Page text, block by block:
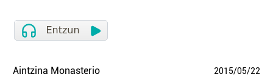
Aintzina Monasterio 2015/05/22